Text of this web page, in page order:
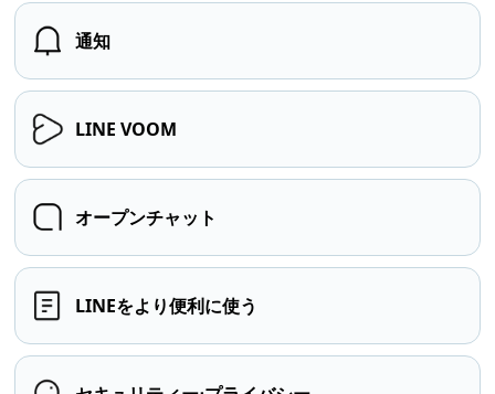
通知
LINE VOOM
オープンチャット
LINEをより便利に使う